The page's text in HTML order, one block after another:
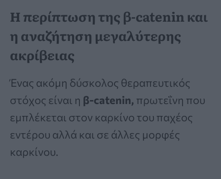
Η περίπτωση της β-catenin και
η αναζήτηση μεγαλύτερης
ακρίβειας
Ένας ακόμη δύσκολος θεραπευτικός
στόχος είναι η β-catenin, πρωτεΐνη που
εμπλέκεται στον καρκίνο του παχέος
εντέρου αλλά και σε άλλες μορφές
καρκίνου.